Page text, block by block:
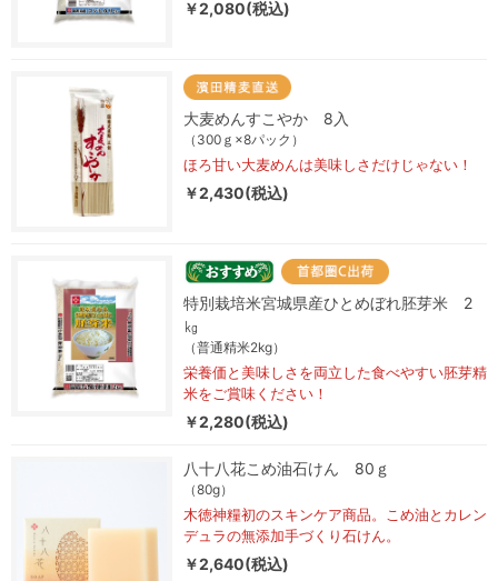
￥2,080(税込)
大麦めんすこやか 8入
（300ｇ×8パック）
ほろ甘い大麦めんは美味しさだけじゃない！
￥2,430(税込)
特別栽培米宮城県産ひとめぼれ胚芽米 2
㎏
（普通精米2kg）
栄養価と美味しさを両立した食べやすい胚芽精
米をご賞味ください！
￥2,280(税込)
八十八花こめ油石けん 80ｇ
（80g）
木徳神糧初のスキンケア商品。こめ油とカレン
デュラの無添加手づくり石けん。
￥2,640(税込)